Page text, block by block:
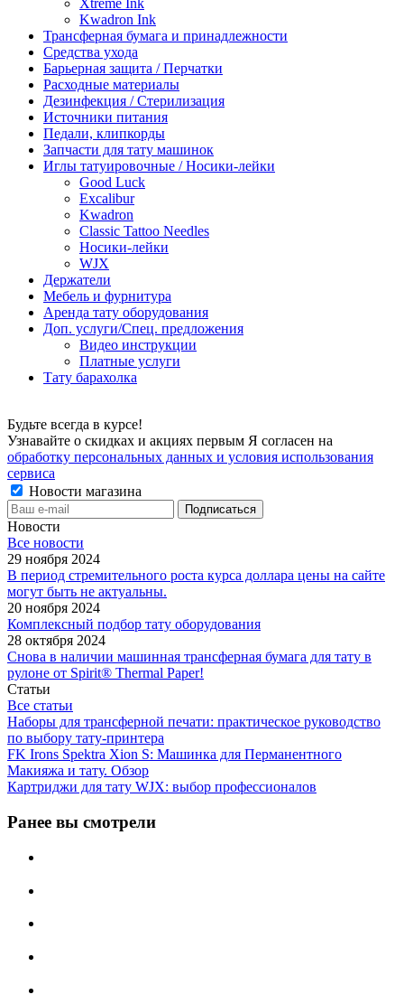
Xtreme Ink
Kwadron Ink
Трансферная бумага и принадлежности
Средства ухода
Барьерная защита / Перчатки
Расходные материалы
Дезинфекция / Стерилизация
Источники питания
Педали, клипкорды
Запчасти для тату машинок
Иглы татуировочные / Носики-лейки
Good Luck
Excalibur
Kwadron
Classic Tattoo Needles
Носики-лейки
WJX
Держатели
Мебель и фурнитура
Аренда тату оборудования
Доп. услуги/Спец. предложения
Видео инструкции
Платные услуги
Тату барахолка
Будьте всегда в курсе!
Узнавайте о скидках и акциях первым Я согласен на
обработку персональных данных и условия использования
сервиса
Новости магазина
Новости
Все новости
29 ноября 2024
В период стремительного роста курса доллара цены на сайте
могут быть не актуальны.
20 ноября 2024
Комплексный подбор тату оборудования
28 октября 2024
Снова в наличии машинная трансферная бумага для тату в
рулоне от Spirit® Thermal Paper!
Статьи
Все статьи
Наборы для трансферной печати: практическое руководство
по выбору тату‑принтера
FK Irons Spektra Xion S: Машинка для Перманентного
Макияжа и тату. Обзор
Картриджи для тату WJX: выбор профессионалов
Ранее вы смотрели